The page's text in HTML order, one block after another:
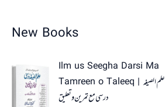
New Books
Ilm us Seegha Darsi Ma
Tamreen o Taleeq | علم الصیغہ
درسی مع تمرین و تعلیق